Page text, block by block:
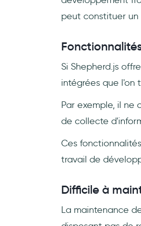
peut constituer un
Si Shepherd.js
intégrées que l'on
Par exemple, il ne
de collecte
Ces
travail de
Difficile à
La maintenance